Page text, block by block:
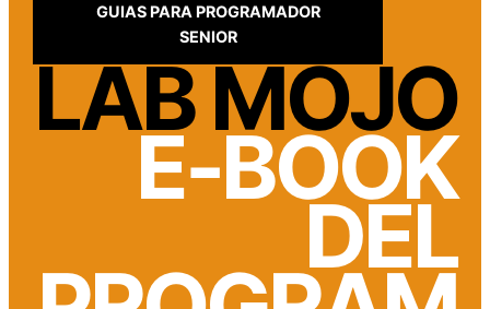
GUIAS PARA PROGRAMADOR
SENIOR
LAB MOJO
E-BOOK
DEL